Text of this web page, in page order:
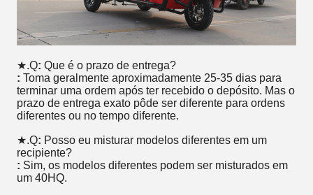
★.Q: Que é o prazo de entrega?
: Toma geralmente aproximadamente 25-35 dias para
terminar uma ordem após ter recebido o depósito. Mas o
prazo de entrega exato pôde ser diferente para ordens
diferentes ou no tempo diferente.
★.Q: Posso eu misturar modelos diferentes em um
recipiente?
: Sim, os modelos diferentes podem ser misturados em
um 40HQ.